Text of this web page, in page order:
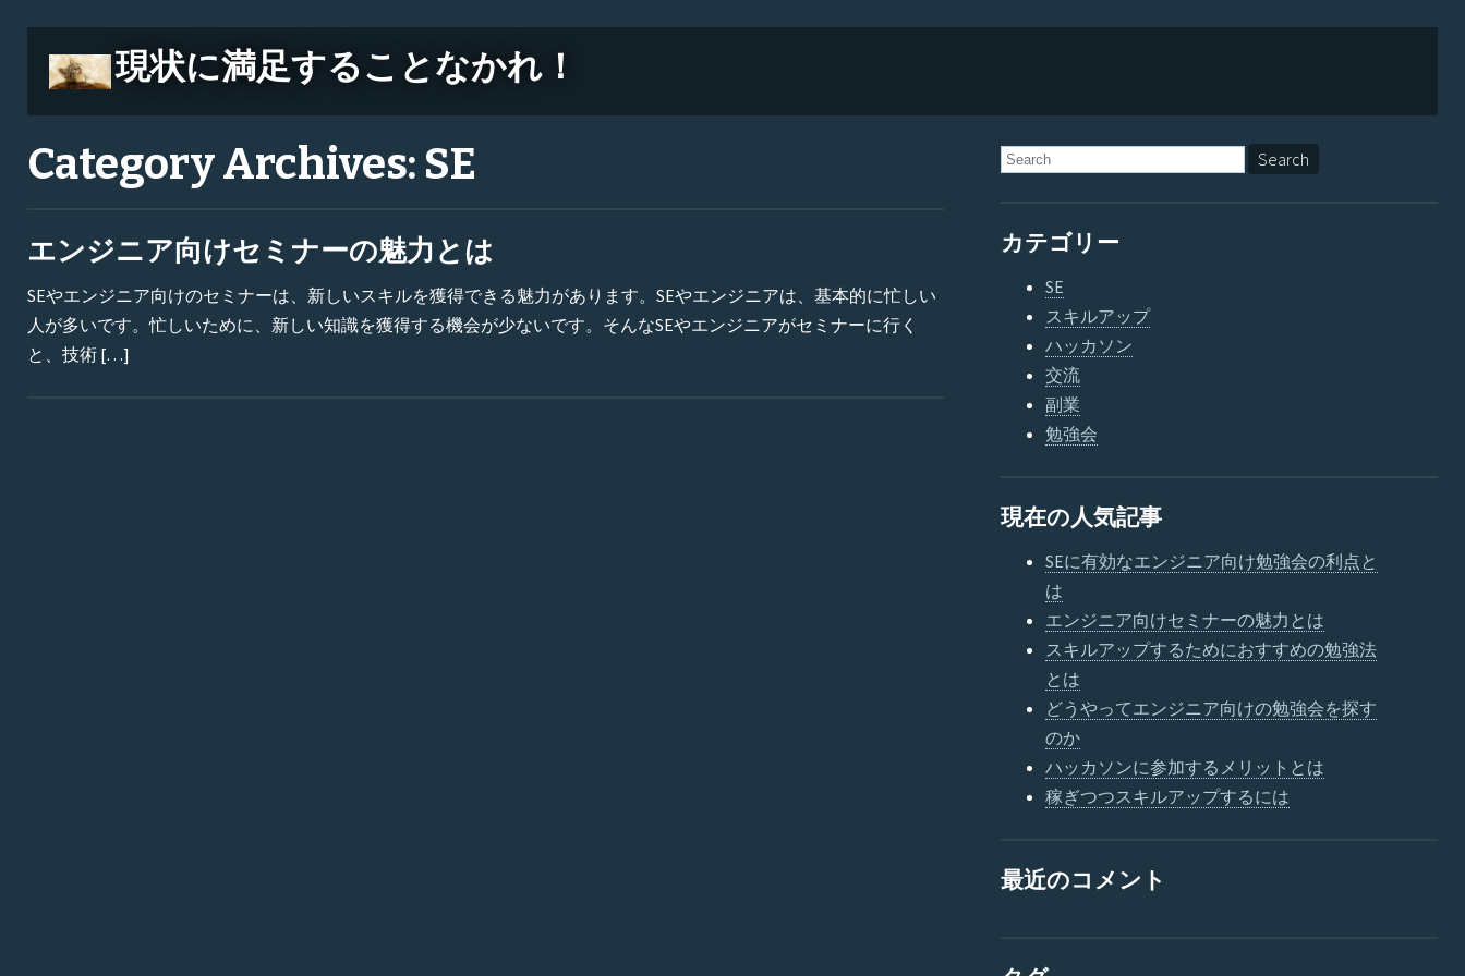
現状に満足することなかれ！
Category Archives: SE
エンジニア向けセミナーの魅力とは
SEやエンジニア向けのセミナーは、新しいスキルを獲得できる魅力があります。SEやエンジニアは、基本的に忙しい
人が多いです。忙しいために、新しい知識を獲得する機会が少ないです。そんなSEやエンジニアがセミナーに行く
と、技術 […]
カテゴリー
SE
スキルアップ
ハッカソン
交流
副業
勉強会
現在の人気記事
SEに有効なエンジニア向け勉強会の利点と
は
エンジニア向けセミナーの魅力とは
スキルアップするためにおすすめの勉強法
とは
どうやってエンジニア向けの勉強会を探す
のか
ハッカソンに参加するメリットとは
稼ぎつつスキルアップするには
最近のコメント